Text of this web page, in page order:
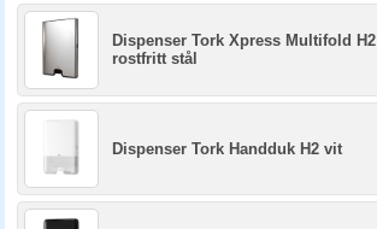
Dispenser Tork Xpress Multifold H2
rostfritt stål
Dispenser Tork Handduk H2 vit